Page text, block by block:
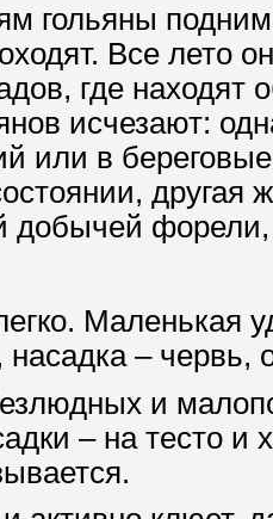
гольяны
Все лето
где
исчезают:
или в
другая
добычей
Маленькая
–
и
– на тесто